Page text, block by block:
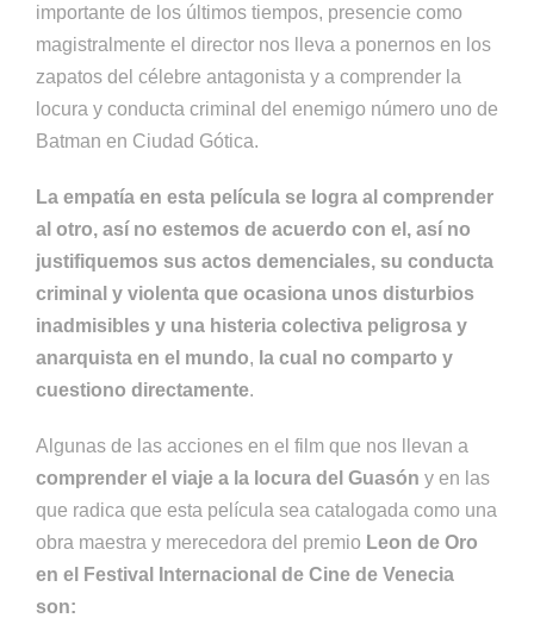
importante de los últimos tiempos, presencie como
magistralmente el director nos lleva a ponernos en los
zapatos del célebre antagonista y a comprender la
locura y conducta criminal del enemigo número uno de
Batman en Ciudad Gótica.
La empatía en esta película se logra al comprender
al otro, así no estemos de acuerdo con el, así no
justifiquemos sus actos demenciales, su conducta
criminal y violenta que ocasiona unos disturbios
inadmisibles y una histeria colectiva peligrosa y
anarquista en el mundo, la cual no comparto y
cuestiono directamente.
Algunas de las acciones en el film que nos llevan a
comprender el viaje a la locura del Guasón y en las
que radica que esta película sea catalogada como una
obra maestra y merecedora del premio Leon de Oro
en el Festival Internacional de Cine de Venecia
son: